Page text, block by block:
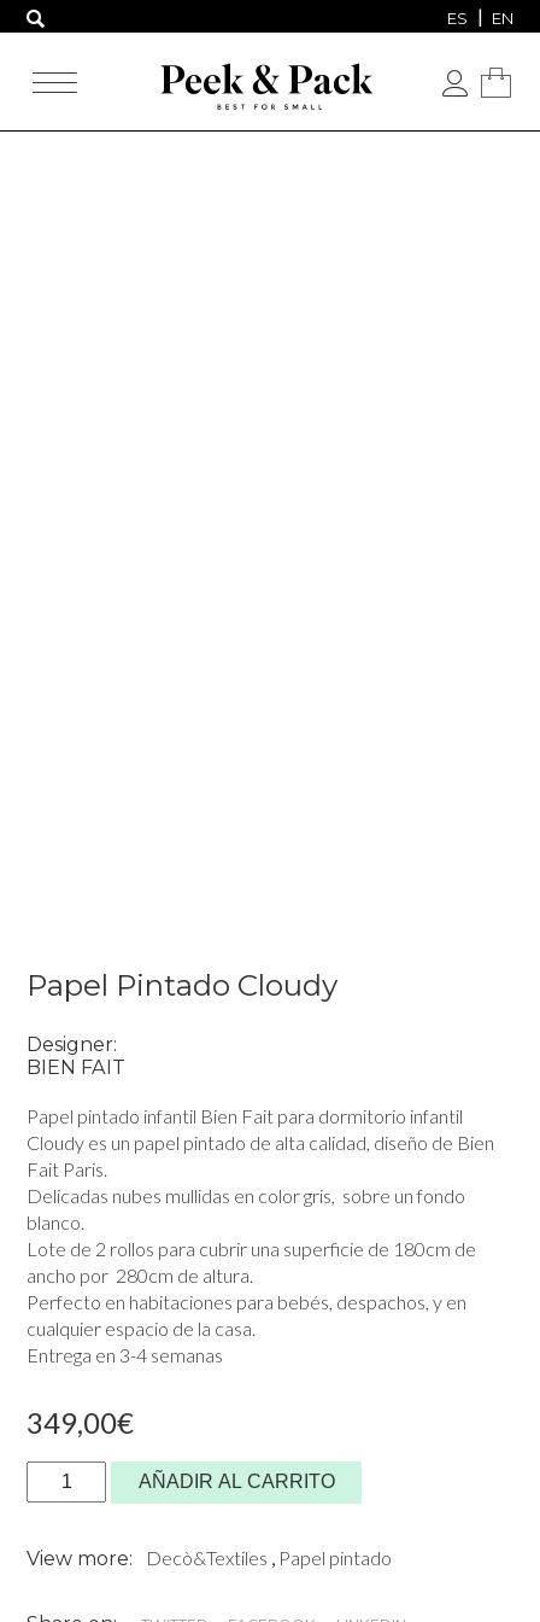
ES EN
Papel Pintado Cloudy
Designer:
BIEN FAIT
Papel pintado infantil Bien Fait para dormitorio infantil
Cloudy es un papel pintado de alta calidad, diseño de Bien
Fait Paris.
Delicadas nubes mullidas en color gris, sobre un fondo
blanco.
Lote de 2 rollos para cubrir una superficie de 180cm de
ancho por 280cm de altura.
Perfecto en habitaciones para bebés, despachos, y en
cualquier espacio de la casa.
Entrega en 3-4 semanas
349,00€
Papel
Pintado
cantidad
AÑADIR AL CARRITO
View more: Decò&Textiles , Papel pintado